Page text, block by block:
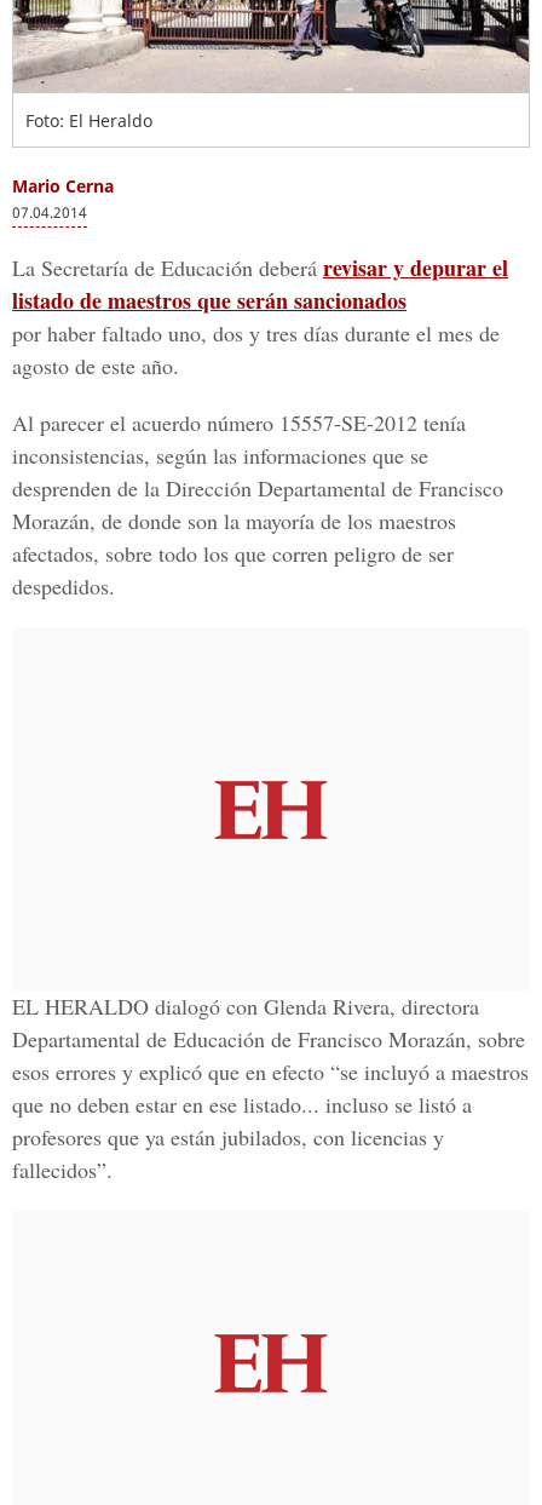
Foto: El Heraldo
Mario Cerna
07.04.2014
La Secretaría de Educación deberá revisar y depurar el
listado de maestros que serán sancionados
por haber faltado uno, dos y tres días durante el mes de
agosto de este año.
Al parecer el acuerdo número 15557-SE-2012 tenía
inconsistencias, según las informaciones que se
desprenden de la Dirección Departamental de Francisco
Morazán, de donde son la mayoría de los maestros
afectados, sobre todo los que corren peligro de ser
despedidos.
EL HERALDO dialogó con Glenda Rivera, directora
Departamental de Educación de Francisco Morazán, sobre
esos errores y explicó que en efecto “se incluyó a maestros
que no deben estar en ese listado... incluso se listó a
profesores que ya están jubilados, con licencias y
fallecidos”.